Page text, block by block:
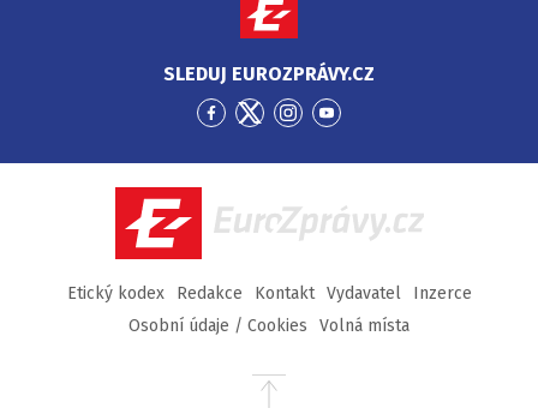
SLEDUJ EUROZPRÁVY.CZ
Přejít
Facebook
Přejít
Twitter
Přejít
Instagram
Přejít
YouTube
EuroZprávy.cz
Etický kodex Redakce Kontakt Vydavatel
Inzerce
Osobní údaje / Cookies
Volná místa
Přejít